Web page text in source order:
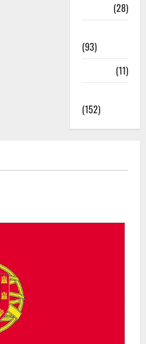
(28)
(93)
(11)
(152)